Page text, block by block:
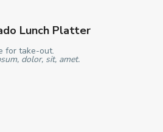
Lunch Platter
for take-out.
dolor, sit, amet.